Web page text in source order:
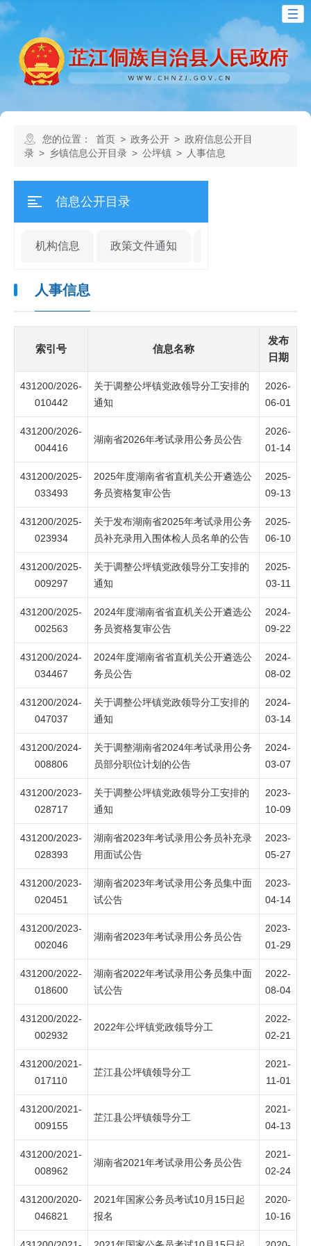
您的位置： 首页 > 政务公开 > 政府信息公开目
录 > 乡镇信息公开目录 > 公坪镇 > 人事信息
信息公开目录
机构信息 政策文件通知
人事信息
索引号 信息名称
发布
日期
431200/2026-
010442
关于调整公坪镇党政领导分工安排的
通知
2026-
06-01
431200/2026-
004416
湖南省2026年考试录用公务员公告
2026-
01-14
431200/2025-
033493
2025年度湖南省省直机关公开遴选公
务员资格复审公告
2025-
09-13
431200/2025-
023934
关于发布湖南省2025年考试录用公务
员补充录用入围体检人员名单的公告
2025-
06-10
431200/2025-
009297
关于调整公坪镇党政领导分工安排的
通知
2025-
03-11
431200/2025-
002563
2024年度湖南省省直机关公开遴选公
务员资格复审公告
2024-
09-22
431200/2024-
034467
2024年度湖南省省直机关公开遴选公
务员公告
2024-
08-02
431200/2024-
047037
关于调整公坪镇党政领导分工安排的
通知
2024-
03-14
431200/2024-
008806
关于调整湖南省2024年考试录用公务
员部分职位计划的公告
2024-
03-07
431200/2023-
028717
关于调整公坪镇党政领导分工安排的
通知
2023-
10-09
431200/2023-
028393
湖南省2023年考试录用公务员补充录
用面试公告
2023-
05-27
431200/2023-
020451
湖南省2023年考试录用公务员集中面
试公告
2023-
04-14
431200/2023-
002046
湖南省2023年考试录用公务员公告
2023-
01-29
431200/2022-
018600
湖南省2022年考试录用公务员集中面
试公告
2022-
08-04
431200/2022-
002932
2022年公坪镇党政领导分工
2022-
02-21
431200/2021-
017110
芷江县公坪镇领导分工
2021-
11-01
431200/2021-
009155
芷江县公坪镇领导分工
2021-
04-13
431200/2021-
008962
湖南省2021年考试录用公务员公告
2021-
02-24
431200/2020-
046821
2021年国家公务员考试10月15日起
报名
2020-
10-16